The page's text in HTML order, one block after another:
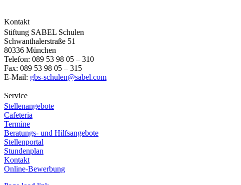
Kontakt
Stiftung SABEL Schulen
Schwanthalerstraße 51
80336 München
Telefon: 089 53 98 05 – 310
Fax: 089 53 98 05 – 315
E-Mail: gbs-schulen@sabel.com
Service
Stellenangebote
Cafeteria
Termine
Beratungs- und Hilfsangebote
Stellenportal
Stundenplan
Kontakt
Online-Bewerbung